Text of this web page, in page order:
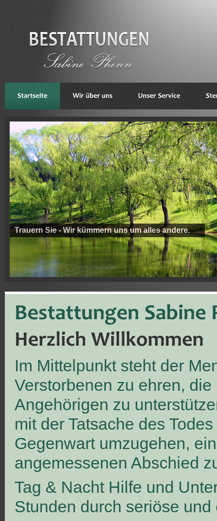
Trauern Sie - Wir kümmern uns um alles andere.
Im Mittelpunkt steht der
Verstorbenen zu ehren, die
Angehörigen zu
mit der Tatsache des
Gegenwart umzugehen,
angemessenen Abschied
Tag & Nacht Hilfe und
Stunden durch seriöse